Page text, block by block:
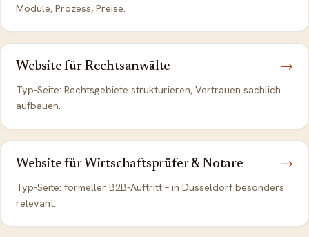
Module, Prozess, Preise.
Website für Rechtsanwälte
→
Typ-Seite: Rechtsgebiete strukturieren, Vertrauen sachlich
aufbauen.
Website für Wirtschaftsprüfer & Notare
→
Typ-Seite: formeller B2B-Auftritt – in Düsseldorf besonders
relevant.